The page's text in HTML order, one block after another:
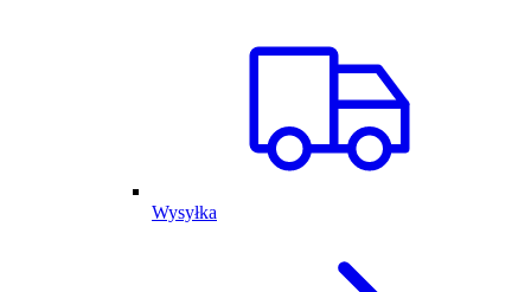
Wysyłka